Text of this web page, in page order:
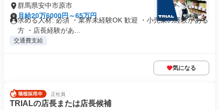
群馬県安中市原市
月給20万6000円～65万円
求める人材: 必須 ・業界未経験OK 歓迎 ・小売業の経験がある
方 ・店長経験があ...
交通費支給
気になる
正社員
TRIALの店長または店長候補